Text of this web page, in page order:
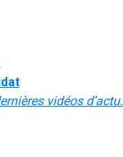
vidéos d’actu.